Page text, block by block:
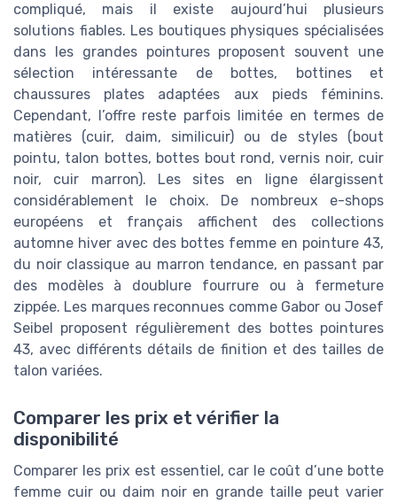
compliqué, mais il existe aujourd’hui plusieurs
solutions fiables. Les boutiques physiques spécialisées
dans les grandes pointures proposent souvent une
sélection intéressante de bottes, bottines et
chaussures plates adaptées aux pieds féminins.
Cependant, l’offre reste parfois limitée en termes de
matières (cuir, daim, similicuir) ou de styles (bout
pointu, talon bottes, bottes bout rond, vernis noir, cuir
noir, cuir marron). Les sites en ligne élargissent
considérablement le choix. De nombreux e-shops
européens et français affichent des collections
automne hiver avec des bottes femme en pointure 43,
du noir classique au marron tendance, en passant par
des modèles à doublure fourrure ou à fermeture
zippée. Les marques reconnues comme Gabor ou Josef
Seibel proposent régulièrement des bottes pointures
43, avec différents détails de finition et des tailles de
talon variées.
Comparer les prix et vérifier la
disponibilité
Comparer les prix est essentiel, car le coût d’une botte
femme cuir ou daim noir en grande taille peut varier